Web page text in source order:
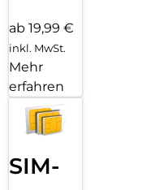
ab 19,99 €
inkl. MwSt.
Mehr
erfahren
SIM-